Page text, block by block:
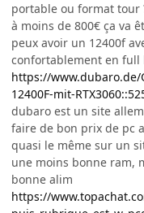
portable ou format tour
à moins de 800€ ça va
peux avoir un 12400f
confortablement en full
https://www.dubaro.de/
12400F-mit-
dubaro est un site
faire de bon prix de pc
quasi le même sur un
une moins bonne ram,
bonne alim
https://